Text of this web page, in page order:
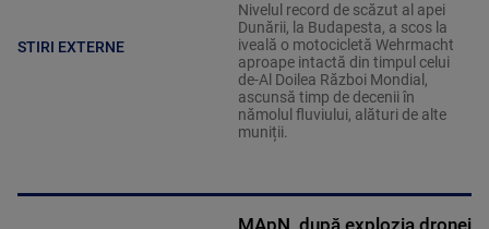
STIRI EXTERNE
Nivelul record de scăzut al apei
Dunării, la Budapesta, a scos la
iveală o motocicletă Wehrmacht
aproape intactă din timpul celui
de-Al Doilea Război Mondial,
ascunsă timp de decenii în
nămolul fluviului, alături de alte
muniții.